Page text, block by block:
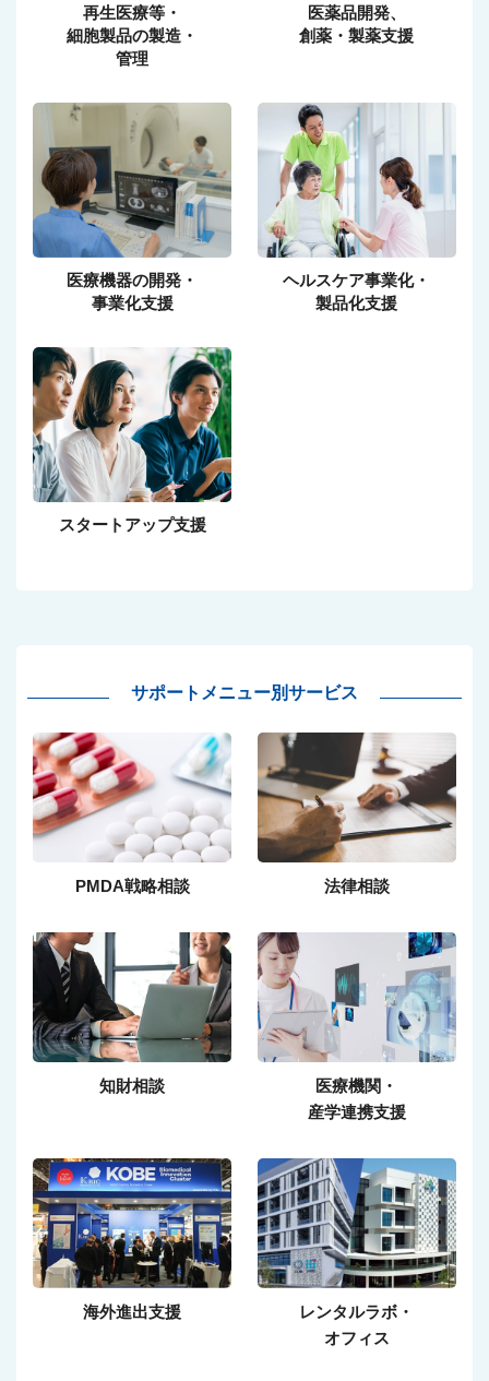
再生医療等・
細胞製品の製造・
管理
医薬品開発、
創薬・製薬支援
医療機器の開発・
事業化支援
ヘルスケア事業化・
製品化支援
スタートアップ支援
サポートメニュー別サービス
PMDA戦略相談 法律相談
知財相談
医療機関・
産学連携支援
海外進出支援
レンタルラボ・
オフィス